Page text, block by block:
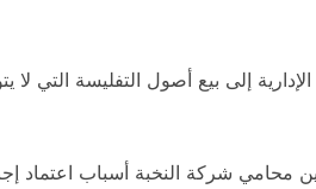
إلى بيع أصول التفليسة التي
محامي شركة النخبة أسباب اعتماد